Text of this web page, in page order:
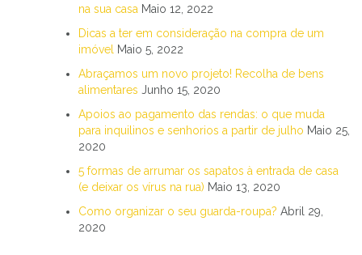
na sua casa Maio 12, 2022
Dicas a ter em consideração na compra de um
imóvel
Maio 5, 2022
Abraçamos um novo projeto! Recolha de bens
alimentares Junho 15, 2020
Apoios ao pagamento das rendas: o que muda
para inquilinos e senhorios a partir de julho Maio 25,
2020
5 formas de arrumar os sapatos à entrada de casa
(e deixar os vírus na rua) Maio 13, 2020
Como organizar o seu guarda-roupa? Abril 29,
2020